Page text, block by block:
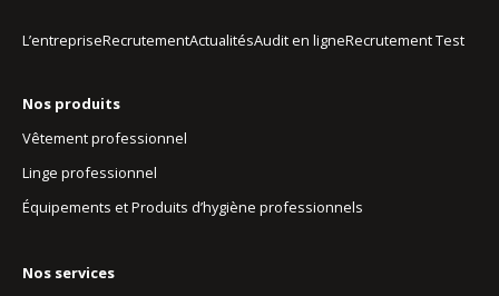
L’entrepriseRecrutementActualitésAudit en ligneRecrutement Test
Nos produits
Vêtement professionnel
Linge professionnel
Équipements et Produits d’hygiène professionnels
Nos services